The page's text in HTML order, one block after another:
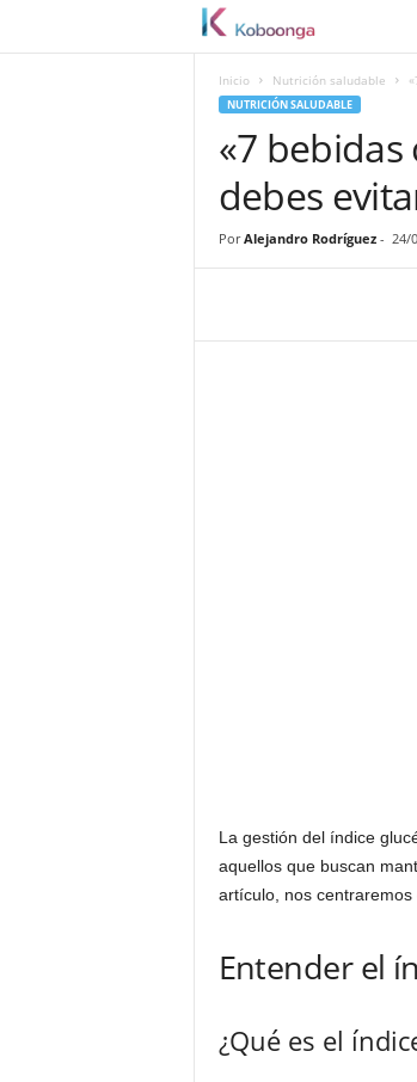
o
o
g
Inicio Nutrición saludable
NUTRICIÓN SALUDABLE
«7
debes
Por Alejandro Rodríguez- 24/
La gestión del índice
aquellos que buscan
artículo, nos
Entender el
¿Qué es el